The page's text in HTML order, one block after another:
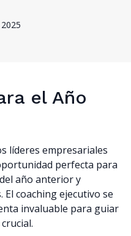
el Año
líderes empresariales
perfecta para
año anterior y
coaching ejecutivo se
invaluable para guiar